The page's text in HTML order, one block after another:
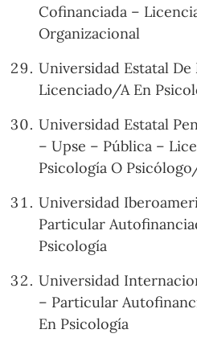
Cofinanciada –
Organizacional
Universidad Estatal
Licenciado/A En
Universidad Estatal
– Upse – Pública –
Psicología O
Universidad
Particular
Psicología
Universidad
– Particular
En Psicología